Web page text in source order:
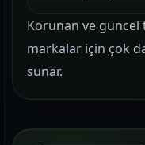
Korunan ve güncel
markalar için çok
sunar.